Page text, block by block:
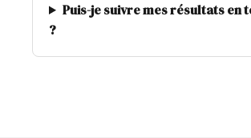
Puis-je suivre mes résultats en
?